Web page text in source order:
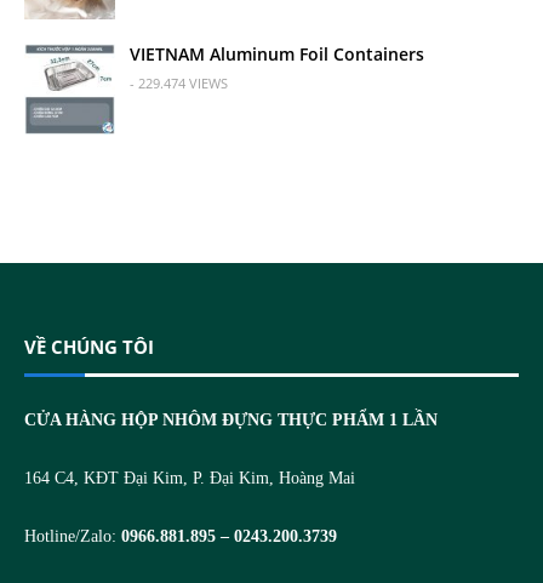
VIETNAM Aluminum Foil Containers
- 229.474 VIEWS
VỀ CHÚNG TÔI
CỬA HÀNG HỘP NHÔM ĐỰNG THỰC PHẨM 1 LẦN
164 C4, KĐT Đại Kim, P. Đại Kim, Hoàng Mai
Hotline/Zalo: 0966.881.895 – 0243.200.3739